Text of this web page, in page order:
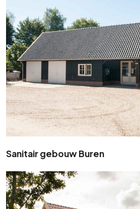
Sanitair gebouw Buren